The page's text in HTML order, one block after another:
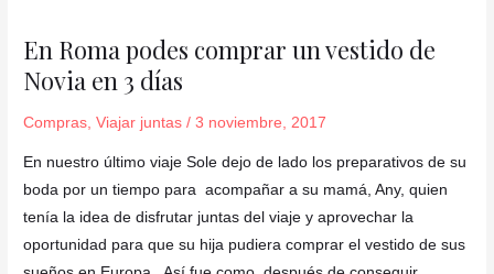
En Roma podes comprar un vestido de
Novia en 3 días
Compras ,Viajar juntas /3 noviembre, 2017
En nuestro último viaje Sole dejo de lado los preparativos de su
boda por un tiempo para acompañar a su mamá, Any, quien
tenía la idea de disfrutar juntas del viaje y aprovechar la
oportunidad para que su hija pudiera comprar el vestido de sus
podes
comprar
vestido
de
Novia
en
3